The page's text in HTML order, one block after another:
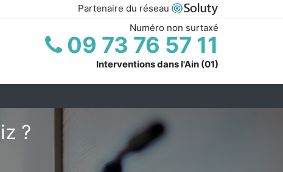
Partenaire du réseau
Numéro non surtaxé
09 73 76 57 11
Interventions dans l'Ain (01)
?